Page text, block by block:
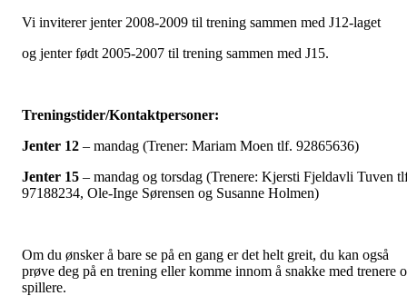
Vi inviterer jenter 2008-2009 til trening sammen med J12-laget
og jenter født 2005-2007 til trening sammen med J15.
Treningstider/Kontaktpersoner:
Jenter 12 – mandag (Trener: Mariam Moen tlf. 92865636)
Jenter 15 – mandag og torsdag (Trenere: Kjersti Fjeldavli Tuven
97188234, Ole-Inge Sørensen og Susanne Holmen)
Om du ønsker å bare se på en gang er det helt greit, du kan også
prøve deg på en trening eller komme innom å snakke med trenere
spillere.